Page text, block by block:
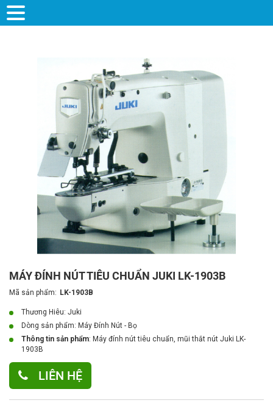
MÁY ĐÍNH NÚT TIÊU CHUẨN JUKI LK-1903B
Mã sản phẩm: LK-1903B
Thương Hiêu: Juki
Dòng sản phẩm: Máy Đính Nút - Bọ
Thông tin sản phẩm: Máy đính nút tiêu chuẩn, mũi thắt nút Juki LK-
1903B
LIÊN HỆ